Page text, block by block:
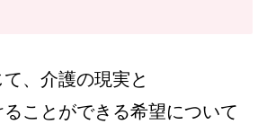
、介護の現実と
ことができる希望について